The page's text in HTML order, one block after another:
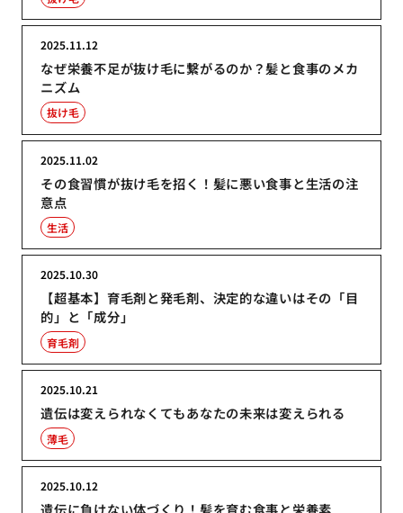
なぜ栄養不足が抜け毛に繋がるのか？髪と食事のメカ
ニズム
2025.11.12
抜け毛
その食習慣が抜け毛を招く！髪に悪い食事と生活の注
意点
2025.11.02
生活
【超基本】育毛剤と発毛剤、決定的な違いはその「目
的」と「成分」
2025.10.30
育毛剤
遺伝は変えられなくてもあなたの未来は変えられる
2025.10.21
薄毛
遺伝に負けない体づくり！髪を育む食事と栄養素
2025.10.12